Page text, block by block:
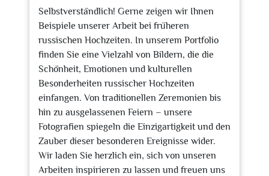
Selbstverständlich! Gerne zeigen wir Ihnen
Beispiele unserer Arbeit bei früheren
russischen Hochzeiten. In unserem Portfolio
finden Sie eine Vielzahl von Bildern, die die
Schönheit, Emotionen und kulturellen
Besonderheiten russischer Hochzeiten
einfangen. Von traditionellen Zeremonien bis
hin zu ausgelassenen Feiern – unsere
Fotografien spiegeln die Einzigartigkeit und den
Zauber dieser besonderen Ereignisse wider.
Wir laden Sie herzlich ein, sich von unseren
Arbeiten inspirieren zu lassen und freuen uns